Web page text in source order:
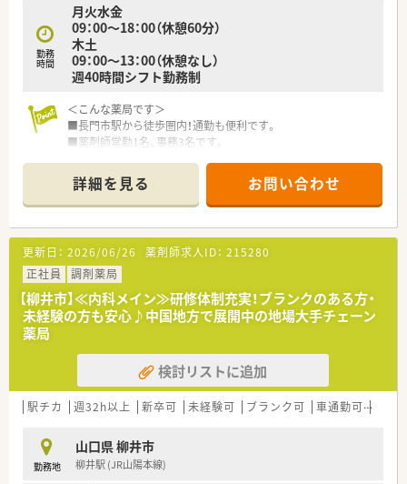
■会社として学会発表や医療・介護の専門家との連携（多職種連
携）を積極的に行っています。これにより、常に最新の知識を取
り入れ、専門性の高いサービスを提供することに努めています。
■令和3年に就任した若手社長のもと、働きやすい職場環境の整
備に力を入れています。仕事とプライベートのバランスを重視
薬局の在り方を目指しています。
勤務
時間
月火水金
09：00～18：00（休憩60分）
木土
09：00～13：00（休憩なし）
週40時間シフト勤務制
＜こんな薬局です＞
■長門市駅から徒歩圏内！通勤も便利です。
■薬剤師常勤1名、事務3名です。
＜業務内容＞
■近隣のクリニックより耳鼻科、内科をメインに処方応需してい
ます。
■処方箋枚数は約60枚/日です。
＜法人特徴＞
■山口県で展開されている地域密着調剤薬局です。
■年収もご経験に応じて交渉可能です。
■患者様との会話を大事にするために機械化を進めて話す機会
を増やしたいとの社長の思いから、機械導入も積極的に行ってお
＜こんな方にもおすすめ＞
■地元に密着した調剤薬局で地域医療に貢献したい方
■オンオフを切り替えてメリハリつけて勤務したい方
詳細を見る お問い合わせ
更新日： 2026/06/26 薬剤師求人ID： 215280
正社員
調剤薬局
【柳井市】≪内科メイン≫研修体制充実！ブランクのある方・
未経験の方も安心♪中国地方で展開中の地場大手チェーン
薬局
検討リストに追加
駅チカ 週32h以上 新卒可 未経験可 ブランク可 車通勤可
勤務地
山口県 柳井市
柳井駅 (JR山陽本線)